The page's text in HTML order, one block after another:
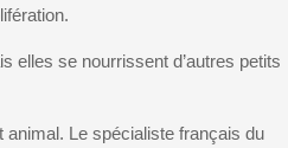
elles se nourrissent d’autres petits
animal. Le spécialiste français du